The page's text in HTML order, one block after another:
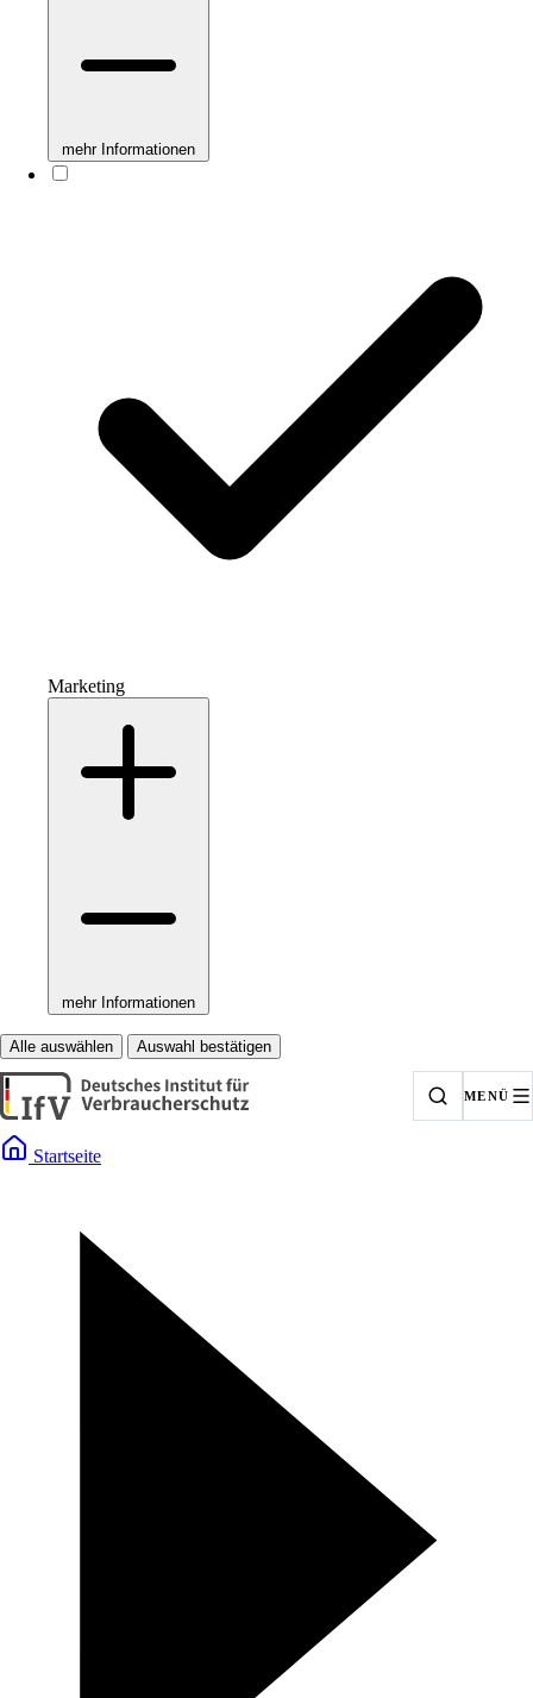
mehr Informationen
Marketing
mehr Informationen
Alle auswählen Auswahl bestätigen
MENÜ
Startseite